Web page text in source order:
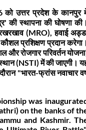
को उत्तर प्रदेश के कानपुर
की स्थापना की घोषणा
(MRO), हवाई
प्रशिक्षण प्रदान
रोजगार परिवर्तन
(NSTI) में की जाएगी।
"भारत-फ्रांस नवाचार
was
on the banks of
and Kashmir.